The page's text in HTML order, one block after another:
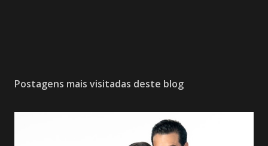
Postagens mais visitadas deste blog